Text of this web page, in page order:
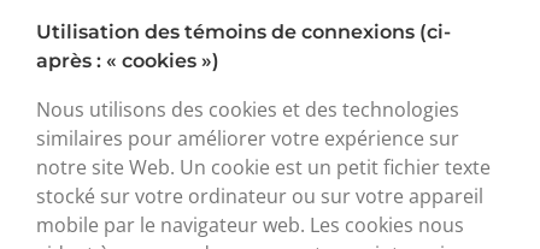
Utilisation des témoins de connexions (ci-
après : « cookies »)
Nous utilisons des cookies et des technologies
similaires pour améliorer votre expérience sur
notre site Web. Un cookie est un petit fichier texte
stocké sur votre ordinateur ou sur votre appareil
mobile par le navigateur web. Les cookies nous